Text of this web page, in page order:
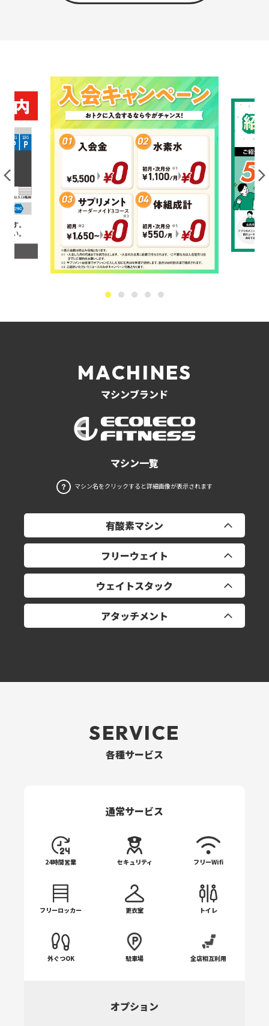
MACHINES
マシンブランド
マシン一覧
マシン名をクリックすると詳細画像が表示されます
有酸素マシン
トレッドミル ×4
リカンベントバイク ×2
フリーウェイト
ダンベル1‐50㎏
パワーラック ×2
EZバー ×2
アジャスタブル・デクラインベンチ
デュアルアジャスタブルプーリー
ウェイトスタック
チェストプレス
ラットプル/ローイング
ショルダープレス
レッグエクステンション
アタッチメント
ペアハンドル
ラットプルグリップ5種
SERVICE
各種サービス
通常サービス
24時間営業 セキュリティ フリーWifi
フリーロッカー 更衣室 トイレ
外ぐつOK 駐車場 全店相互利用
オプション